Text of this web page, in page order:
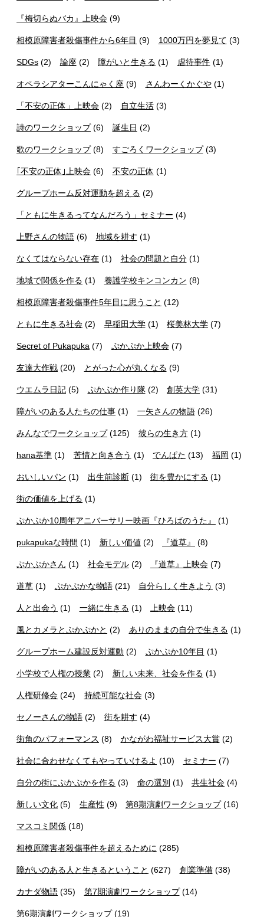
『梅切らぬバカ』上映会 (9)
相模原障害者殺傷事件から6年目 (9) 1000万円を夢見て (3)
SDGs (2) 論座 (2) 障がいと生きる (1) 虐待事件 (1)
オペラシアターこんにゃく座 (9) さんわーくかぐや(1)
「不安の正体」上映会 (2) 自立生活(3)
詩のワークショップ(6) 誕生日 (2)
歌のワークショップ(8) すごろくワークショップ(3)
｢不安の正体｣上映会 (6) 不安の正体 (1)
グループホーム反対運動を超える (2)
「ともに生きるってなんだろう」セミナー (4)
上野さんの物語 (6) 地域を耕す (1)
なくてはならない存在 (1) 社会の問題と自分(1)
地域で関係を作る (1) 養護学校キンコンカン (8)
相模原障害者殺傷事件5年目に思うこと (12)
ともに生きる社会 (2) 早稲田大学(1) 桜美林大学 (7)
Secret of Pukapuka (7) ぷかぷか上映会(7)
友達大作戦 (20) とがった心が丸くなる (9)
ウエムラ日記 (5) ぷかぷか作り隊(2) 創英大学 (31)
障がいのある人たちの仕事 (1) 一矢さんの物語(26)
みんなでワークショップ(125) 彼らの生き方(1)
hana基準 (1) 苦情と向き合う (1) でんぱた (13) 福岡 (1)
おいしいパン (1) 出生前診断(1) 街を豊かにする (1)
街の価値を上げる (1)
ぷかぷか10周年アニバーサリー映画『ひろばのうた』 (1)
pukapukaな時間 (1) 新しい価値 (2) 『道草』 (8)
ぷかぷかさん (1) 社会モデル(2) 『道草』上映会 (7)
道草 (1) ぷかぷかな物語(21) 自分らしく生きよう (3)
人と出会う (1) 一緒に生きる (1) 上映会 (11)
風とカメラとぷかぷかと (2) ありのままの自分で生きる (1)
グループホーム建設反対運動 (2) ぷかぷか10年目 (1)
小学校で人権の授業 (2) 新しい未来、社会を作る (1)
人権研修会 (24) 持続可能な社会(3)
セノーさんの物語 (2) 街を耕す (4)
街角のパフォーマンス (8) かながわ福祉サービス大賞(2)
社会に合わせなくてもやっていけるよ (10) セミナー (7)
自分の街にぷかぷかを作る (3) 命の選別 (1) 共生社会 (4)
新しい文化 (5) 生産性 (9) 第8期演劇ワークショップ(16)
マスコミ関係 (18)
相模原障害者殺傷事件を超えるために (285)
障がいのある人と生きるということ (627) 創業準備(38)
カナダ物語 (35) 第7期演劇ワークショップ(14)
第6期演劇ワークショップ(19)